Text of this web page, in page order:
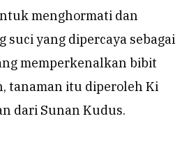
menghormati dan
suci yang dipercaya sebagai
memperkenalkan bibit
tanaman itu diperoleh Ki
dari Sunan Kudus.